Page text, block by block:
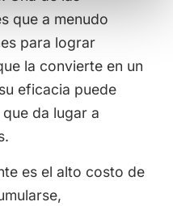
que a menudo
para lograr
la convierte en un
eficacia puede
da lugar a
es el alto costo de